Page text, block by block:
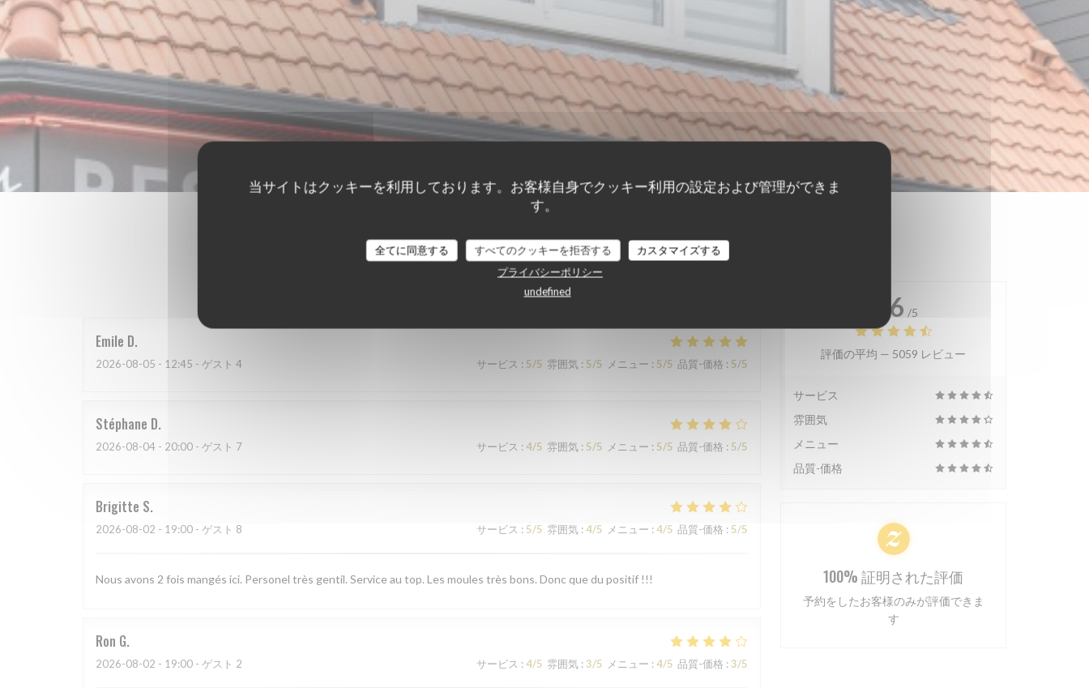
当サイトはクッキーを利用しております。お客様自身でクッキー利用の設定および管理ができま
す。
全てに同意する すべてのクッキーを拒否する
カスタマイズする
プライバシーポリシー
undefined
顧客の評価
Emile D
2026-08-05 - 12:45 - ゲスト 4 サービス : 5/5 雰囲気 : 5/5 メニュー : 5/5 品質-価格 : 5/5
Stéphane D
2026-08-04 - 20:00 - ゲスト 7 サービス : 4/5 雰囲気 : 5/5 メニュー : 5/5 品質-価格 : 5/5
Brigitte S
2026-08-02 - 19:00 - ゲスト 8 サービス : 5/5 雰囲気 : 4/5 メニュー : 4/5 品質-価格 : 5/5
Nous avons 2 fois mangés ici. Personel très gentil. Service au top. Les moules très bons. Donc que du positif !!!
Ron G
2026-08-02 - 19:00 - ゲスト 2 サービス : 4/5 雰囲気 : 3/5 メニュー : 4/5 品質-価格 : 3/5
4.6 /5
評価の平均 — 5059 レビュー
サービス
雰囲気
メニュー
品質-価格
100% 証明された評価
予約をしたお客様のみが評価できま
す